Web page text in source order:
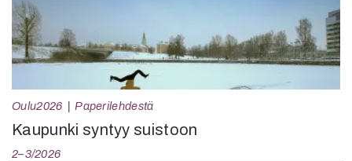
Oulu2026 Paperilehdestä
Kaupunki syntyy suistoon
2–3/2026